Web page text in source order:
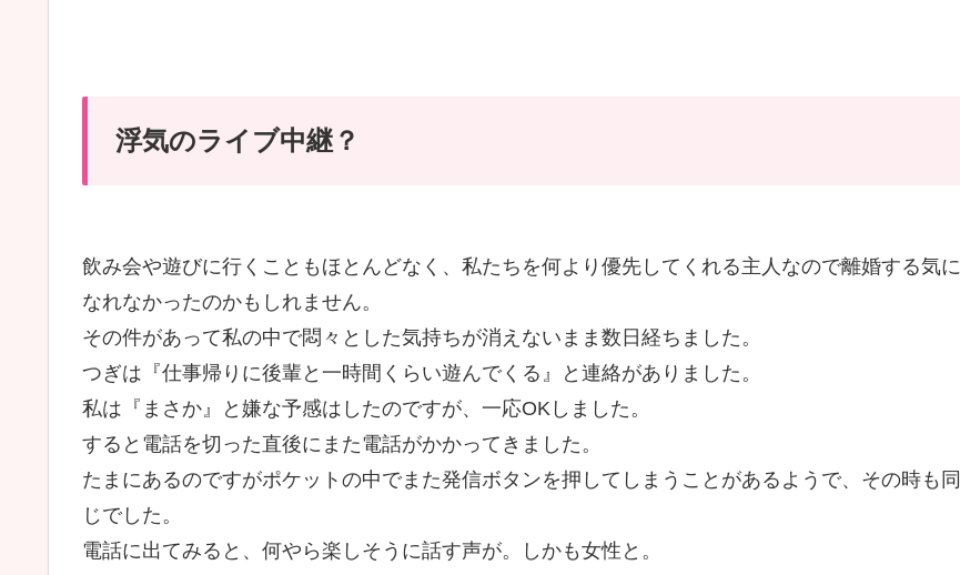
浮気のライブ中継？
飲み会や遊びに行くこともほとんどなく、私たちを何より優先してくれる主人なので離婚する気に
なれなかったのかもしれません。
その件があって私の中で悶々とした気持ちが消えないまま数日経ちました。
つぎは『仕事帰りに後輩と一時間くらい遊んでくる』と連絡がありました。
私は『まさか』と嫌な予感はしたのですが、一応OKしました。
すると電話を切った直後にまた電話がかかってきました。
たまにあるのですがポケットの中でまた発信ボタンを押してしまうことがあるようで、その時も同
じでした。
電話に出てみると、何やら楽しそうに話す声が。しかも女性と。